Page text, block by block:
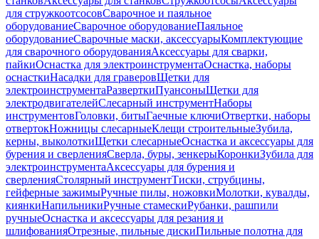
для стружкоотсосовСварочное и паяльное
оборудованиеСварочное оборудованиеПаяльное
оборудованиеСварочные маски, аксессуарыКомплектующие
для сварочного оборудованияАксессуары для сварки,
пайкиОснастка для электроинструментаОснастка, наборы
оснасткиНасадки для граверовЩетки для
электроинструментаРазверткиПуансоныЩетки для
электродвигателейСлесарный инструментНаборы
инструментовГоловки, битыГаечные ключиОтвертки, наборы
отвертокНожницы слесарныеКлещи строительныеЗубила,
керны, выколоткиЩетки слесарныеОснастка и аксессуары для
бурения и сверленияСверла, буры, зенкерыКоронкиЗубила для
электроинструментаАксессуары для бурения и
сверленияСтолярный инструментТиски, струбцины,
гейферные зажимыРучные пилы, ножовкиМолотки, кувалды,
киянкиНапильникиРучные стамескиРубанки, рашпили
ручныеОснастка и аксессуары для резания и
шлифованияОтрезные, пильные дискиПильные полотна для